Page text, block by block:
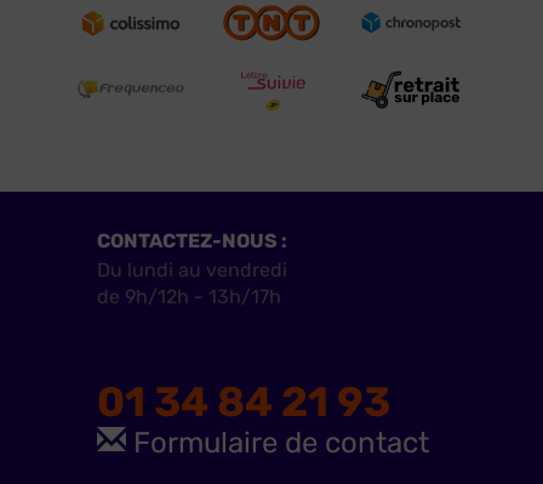
CONTACTEZ-NOUS :
Du lundi au vendredi
de 9h/12h - 13h/17h
01 34 84 21 93
Formulaire de contact